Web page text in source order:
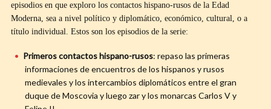
episodios en que exploro los contactos hispano-rusos de la Edad
Moderna, sea a nivel político y diplomático, económico, cultural, o a
título individual. Estos son los episodios de la serie:
Primeros contactos hispano-rusos: repaso las primeras
informaciones de encuentros de los hispanos y rusos
medievales y los intercambios diplomáticos entre el gran
duque de Moscovia y luego zar y los monarcas Carlos V y